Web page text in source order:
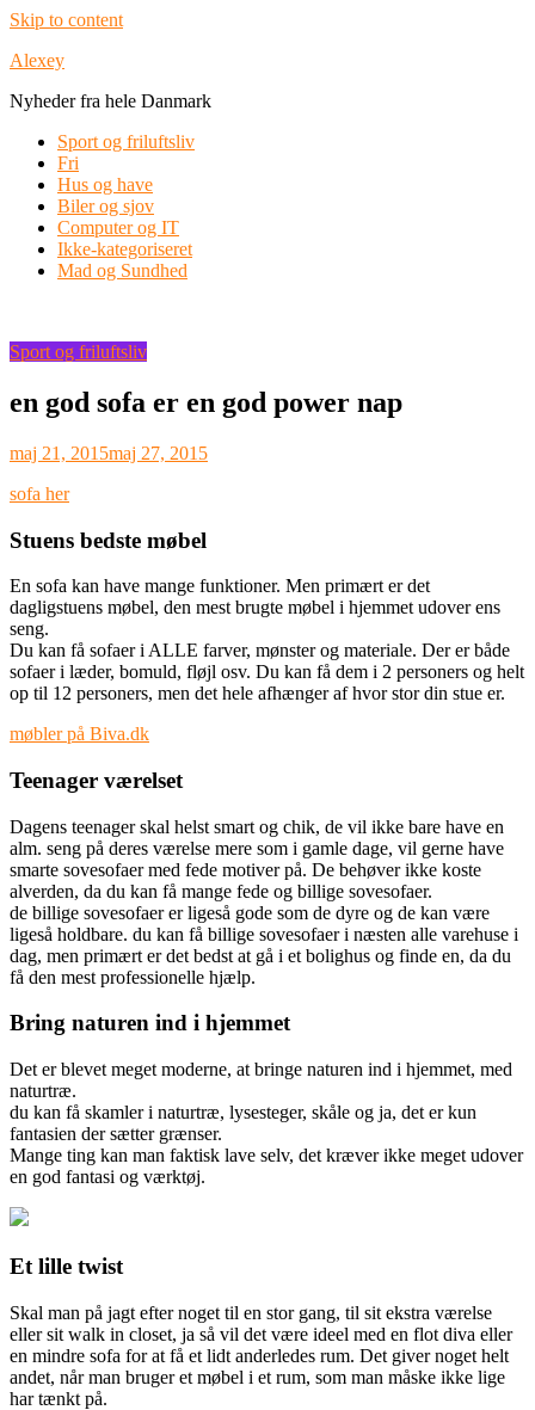
Skip to content
Alexey
Nyheder fra hele Danmark
Sport og friluftsliv
Fri
Hus og have
Biler og sjov
Computer og IT
Ikke-kategoriseret
Mad og Sundhed
Sport og friluftsliv
en god sofa er en god power nap
maj 21, 2015maj 27, 2015
sofa her
Stuens bedste møbel
En sofa kan have mange funktioner. Men primært er det
dagligstuens møbel, den mest brugte møbel i hjemmet udover ens
seng.
Du kan få sofaer i ALLE farver, mønster og materiale. Der er både
sofaer i læder, bomuld, fløjl osv. Du kan få dem i 2 personers og helt
op til 12 personers, men det hele afhænger af hvor stor din stue er.
møbler på Biva.dk
Teenager værelset
Dagens teenager skal helst smart og chik, de vil ikke bare have en
alm. seng på deres værelse mere som i gamle dage, vil gerne have
smarte sovesofaer med fede motiver på. De behøver ikke koste
alverden, da du kan få mange fede og billige sovesofaer.
de billige sovesofaer er ligeså gode som de dyre og de kan være
ligeså holdbare. du kan få billige sovesofaer i næsten alle varehuse i
dag, men primært er det bedst at gå i et bolighus og finde en, da du
få den mest professionelle hjælp.
Bring naturen ind i hjemmet
Det er blevet meget moderne, at bringe naturen ind i hjemmet, med
naturtræ.
du kan få skamler i naturtræ, lysesteger, skåle og ja, det er kun
fantasien der sætter grænser.
Mange ting kan man faktisk lave selv, det kræver ikke meget udover
en god fantasi og værktøj.
Et lille twist
Skal man på jagt efter noget til en stor gang, til sit ekstra værelse
eller sit walk in closet, ja så vil det være ideel med en flot diva eller
en mindre sofa for at få et lidt anderledes rum. Det giver noget helt
andet, når man bruger et møbel i et rum, som man måske ikke lige
har tænkt på.